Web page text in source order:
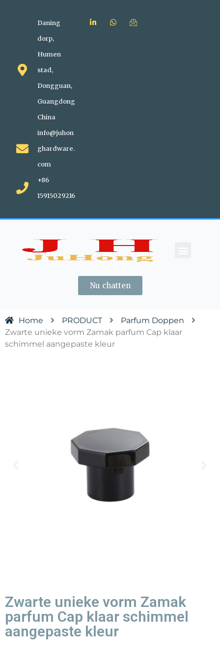
Daning
dorp,
Humen
stad,
Dongguan,
Guangdong
China
info@juhon
ghardware.
com
+86
15915029216
Nu chatten
Home PRODUCT
Parfum Doppen
Zwarte unieke vorm Zamak parfum Cap klaar
schimmel aangepaste kleur
Zwarte unieke vorm Zamak
parfum Cap klaar schimmel
aangepaste kleur